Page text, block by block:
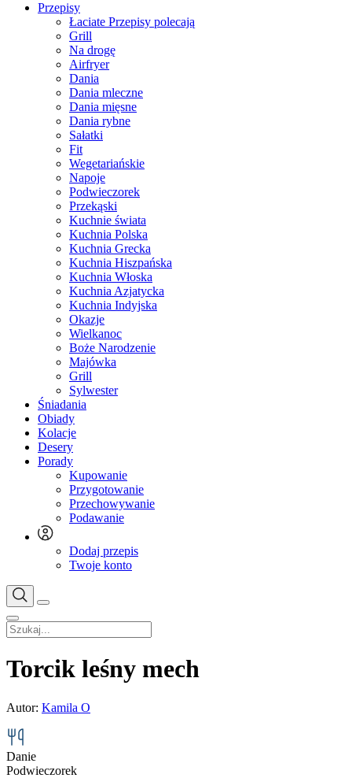
Przepisy
Łaciate Przepisy polecają
Grill
Na drogę
Airfryer
Dania
Dania mleczne
Dania mięsne
Dania rybne
Sałatki
Fit
Wegetariańskie
Napoje
Podwieczorek
Przekąski
Kuchnie świata
Kuchnia Polska
Kuchnia Grecka
Kuchnia Hiszpańska
Kuchnia Włoska
Kuchnia Azjatycka
Kuchnia Indyjska
Okazje
Wielkanoc
Boże Narodzenie
Majówka
Grill
Sylwester
Śniadania
Obiady
Kolacje
Desery
Porady
Kupowanie
Przygotowanie
Przechowywanie
Podawanie
Dodaj przepis
Twoje konto
Torcik leśny mech
Autor: Kamila O
Danie
Podwieczorek